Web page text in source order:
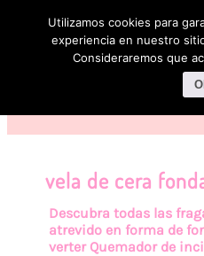
vela de cera
Descubra todas las
atrevido en forma de
verterQuemador de
Utilizamos cookies para
experiencia en nuestro
Consideraremos que